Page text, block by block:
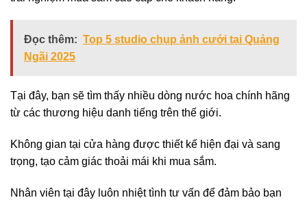
Đọc thêm: Top 5 studio chụp ảnh cưới tại Quảng
Ngãi 2025
Tại đây, bạn sẽ tìm thấy nhiều dòng nước hoa chính hãng
từ các thương hiệu danh tiếng trên thế giới.
Không gian tại cửa hàng được thiết kế hiện đại và sang
trọng, tạo cảm giác thoải mái khi mua sắm.
Nhân viên tại đây luôn nhiệt tình tư vấn để đảm bảo bạn